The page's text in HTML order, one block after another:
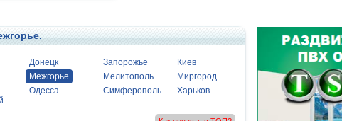
Донецк Запорожье
Киев
Межгорье Мелитополь
Миргород
Одесса Симферополь Харьков